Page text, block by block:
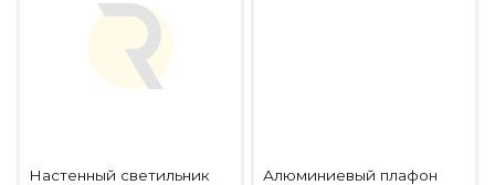
Настенный светильник
Алюминиевый плафон